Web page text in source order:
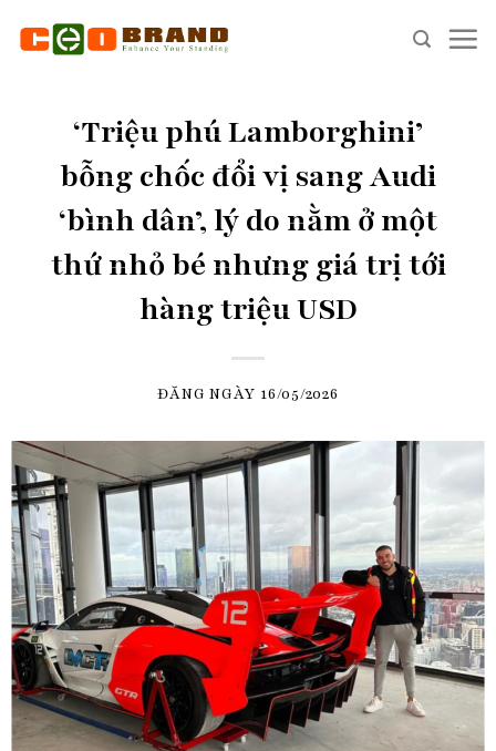
‘Triệu phú Lamborghini’
bỗng chốc đổi vị sang Audi
‘bình dân’, lý do nằm ở một
thứ nhỏ bé nhưng giá trị tới
hàng triệu USD
ĐĂNG NGÀY 16/05/2026